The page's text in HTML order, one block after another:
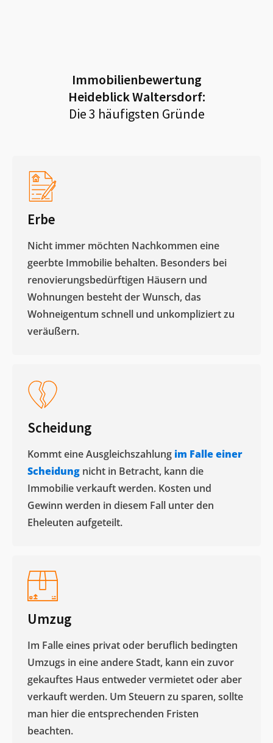
Immobilienbewertung
Heideblick Waltersdorf:
Die 3 häufigsten Gründe
Erbe
Nicht immer möchten Nachkommen eine
geerbte Immobilie behalten. Besonders bei
renovierungsbedürftigen Häusern und
Wohnungen besteht der Wunsch, das
Wohneigentum schnell und unkompliziert zu
veräußern. ​
Scheidung
Kommt eine Ausgleichszahlung im Falle einer
Scheidung nicht in Betracht, kann die
Immobilie verkauft werden. Kosten und
Gewinn werden in diesem Fall unter den
Eheleuten aufgeteilt.​
Umzug
Im Falle eines privat oder beruflich bedingten
Umzugs in eine andere Stadt, kann ein zuvor
gekauftes Haus entweder vermietet oder aber
verkauft werden. Um Steuern zu sparen, sollte
man hier die entsprechenden Fristen
beachten.